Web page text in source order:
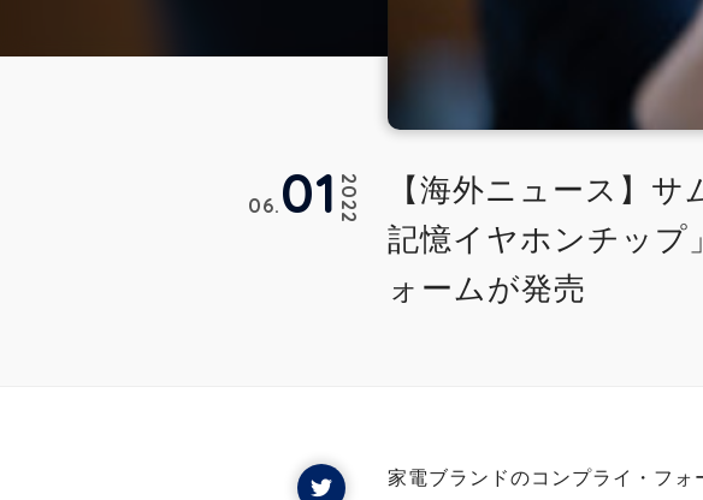
【海外ニュース】
記憶イヤホンチップ
ォームが発売
2022
06 01
家電ブランドのコンプライ・フ